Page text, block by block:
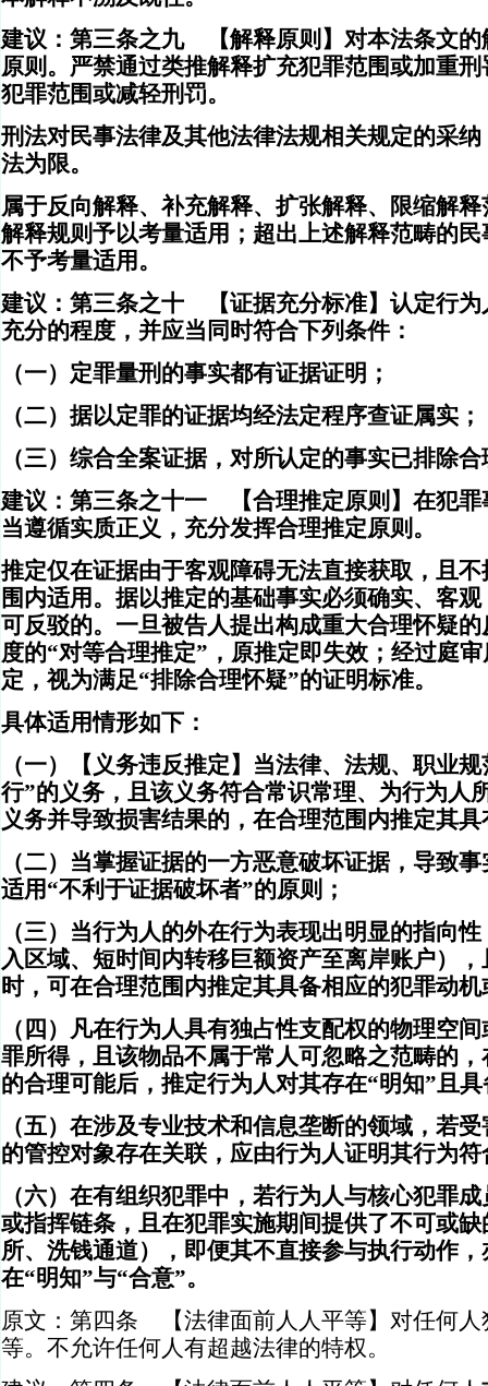
建议：第三条之九 【解释原则】对本法条文的
原则。严禁通过类推解释扩充犯罪范围或加重
犯罪范围或减轻刑罚。
刑法对民事法律及其他法律法规相关规定的采
法为限。
属于反向解释、补充解释、扩张解释、限缩解
解释规则予以考量适用；超出上述解释范畴的
不予考量适用。
建议：第三条之十 【证据充分标准】认定行为
充分的程度，并应当同时符合下列条件：
（一）定罪量刑的事实都有证据证明；
（二）据以定罪的证据均经法定程序查证属实；
（三）综合全案证据，对所认定的事实已排除
建议：第三条之十一 【合理推定原则】在犯罪
当遵循实质正义，充分发挥合理推定原则。
推定仅在证据由于客观障碍无法直接获取，且
围内适用。据以推定的基础事实必须确实、客
可反驳的。一旦被告人提出构成重大合理怀疑
度的“对等合理推定”，原推定即失效；经过庭
定，视为满足“排除合理怀疑”的证明标准。
具体适用情形如下：
（一）【义务违反推定】当法律、法规、职业
行”的义务，且该义务符合常识常理、为行为人
义务并导致损害结果的，在合理范围内推定其
（二）当掌握证据的一方恶意破坏证据，导致
适用“不利于证据破坏者”的原则；
（三）当行为人的外在行为表现出明显的指向
入区域、短时间内转移巨额资产至离岸账户）
时，可在合理范围内推定其具备相应的犯罪动
（四）凡在行为人具有独占性支配权的物理空
罪所得，且该物品不属于常人可忽略之范畴的
的合理可能后，推定行为人对其存在“明知”且
（五）在涉及专业技术和信息垄断的领域，若
的管控对象存在关联，应由行为人证明其行为
（六）在有组织犯罪中，若行为人与核心犯罪
或指挥链条，且在犯罪实施期间提供了不可或
所、洗钱通道），即便其不直接参与执行动作
在“明知”与“合意”。
原文：第四条 【法律面前人人平等】对任何人
等。不允许任何人有超越法律的特权。